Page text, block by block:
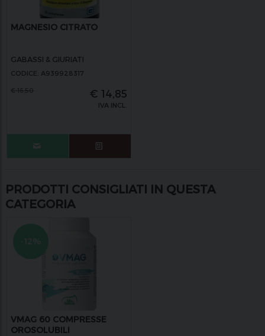
MAGNESIO CITRATO
GABASSI & GIURIATI
CODICE: A939928317
€ 14,85
IVA INCL.
PRODOTTI CONSIGLIATI IN QUESTA
CATEGORIA
VMAG 60 COMPRESSE
OROSOLUBILI